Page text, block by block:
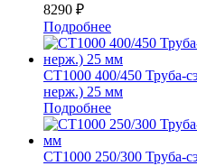
8290 ₽
Подробнее
СТ1000 400/450 Труба-
нерж.) 25 мм
Подробнее
СТ1000 250/300 Труба-